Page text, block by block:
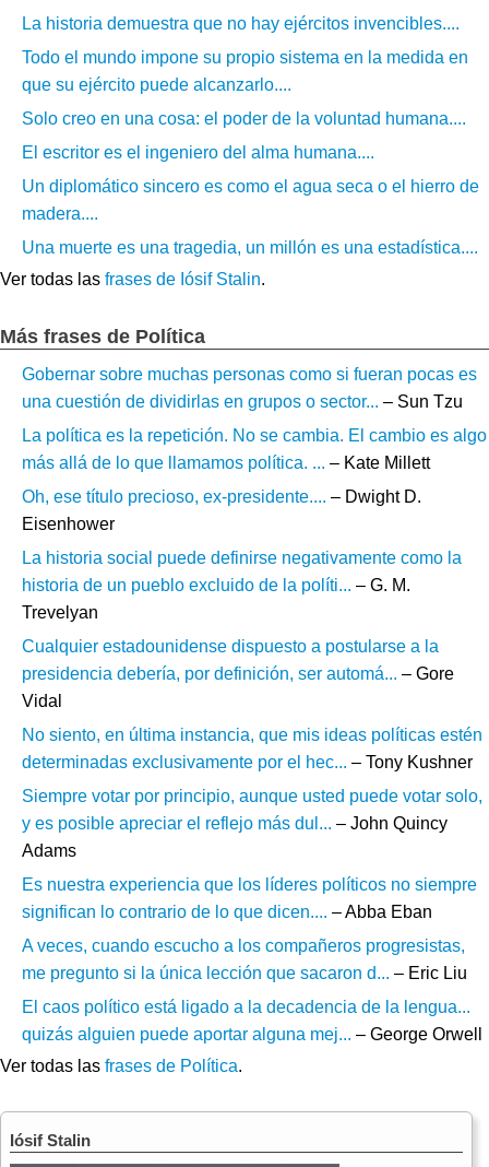
La historia demuestra que no hay ejércitos invencibles....
Todo el mundo impone su propio sistema en la medida en
que su ejército puede alcanzarlo....
Solo creo en una cosa: el poder de la voluntad humana....
El escritor es el ingeniero del alma humana....
Un diplomático sincero es como el agua seca o el hierro de
madera....
Una muerte es una tragedia, un millón es una estadística....
Ver todas las frases de Iósif Stalin.
Más frases de Política
Gobernar sobre muchas personas como si fueran pocas es
una cuestión de dividirlas en grupos o sector... – Sun Tzu
La política es la repetición. No se cambia. El cambio es algo
más allá de lo que llamamos política. ... – Kate Millett
Oh, ese título precioso, ex-presidente.... – Dwight D.
Eisenhower
La historia social puede definirse negativamente como la
historia de un pueblo excluido de la políti... – G. M.
Trevelyan
Cualquier estadounidense dispuesto a postularse a la
presidencia debería, por definición, ser automá... – Gore
Vidal
No siento, en última instancia, que mis ideas políticas estén
determinadas exclusivamente por el hec... – Tony Kushner
Siempre votar por principio, aunque usted puede votar solo,
y es posible apreciar el reflejo más dul... – John Quincy
Adams
Es nuestra experiencia que los líderes políticos no siempre
significan lo contrario de lo que dicen.... – Abba Eban
A veces, cuando escucho a los compañeros progresistas,
me pregunto si la única lección que sacaron d... – Eric Liu
El caos político está ligado a la decadencia de la lengua...
quizás alguien puede aportar alguna mej... – George Orwell
Ver todas las frases de Política.
Iósif Stalin